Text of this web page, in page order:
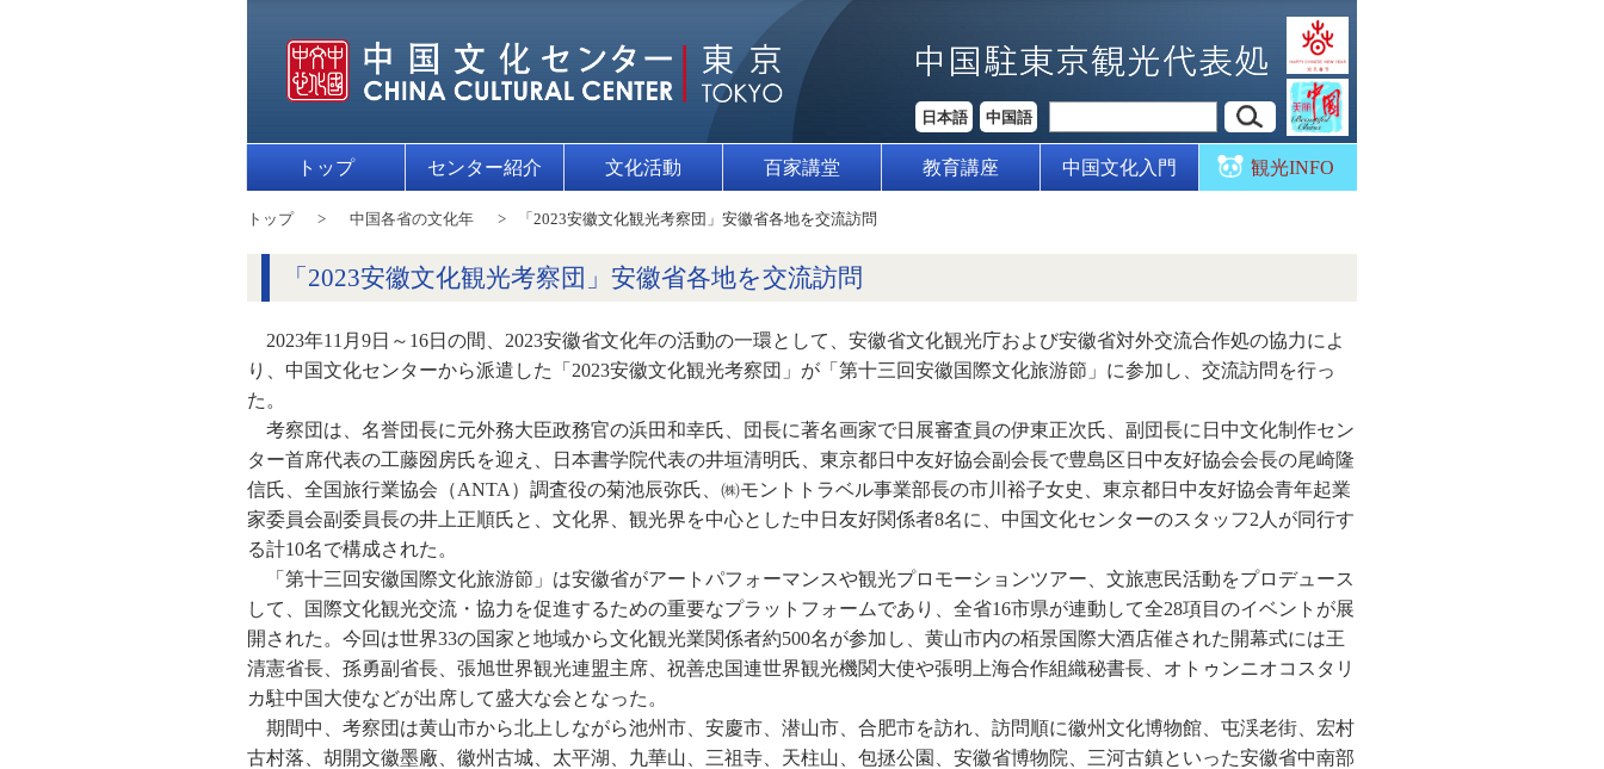
日本語 中国語
トップ センター紹介 文化活動 百家講堂 教育講座 中国文化入門 観光INFO
トップ 中国各省の文化年 「2023安徽文化観光考察団」安徽省各地を交流訪問
「2023安徽文化観光考察団」安徽省各地を交流訪問
2023年11月9日～16日の間、2023安徽省文化年の活動の一環として、安徽省文化観光庁および安徽省対外交流合作処の協力によ
り、中国文化センターから派遣した「2023安徽文化観光考察団」が「第十三回安徽国際文化旅游節」に参加し、交流訪問を行っ
た。
考察団は、名誉団長に元外務大臣政務官の浜田和幸氏、団長に著名画家で日展審査員の伊東正次氏、副団長に日中文化制作セン
ター首席代表の工藤圀房氏を迎え、日本書学院代表の井垣清明氏、東京都日中友好協会副会長で豊島区日中友好協会会長の尾崎隆
信氏、全国旅行業協会（ANTA）調査役の菊池辰弥氏、㈱モントトラベル事業部長の市川裕子女史、東京都日中友好協会青年起業
家委員会副委員長の井上正順氏と、文化界、観光界を中心とした中日友好関係者8名に、中国文化センターのスタッフ2人が同行す
る計10名で構成された。
「第十三回安徽国際文化旅游節」は安徽省がアートパフォーマンスや観光プロモーションツアー、文旅恵民活動をプロデュース
して、国際文化観光交流・協力を促進するための重要なプラットフォームであり、全省16市県が連動して全28項目のイベントが展
開された。今回は世界33の国家と地域から文化観光業関係者約500名が参加し、黄山市内の栢景国際大酒店催された開幕式には王
清憲省長、孫勇副省長、張旭世界観光連盟主席、祝善忠国連世界観光機関大使や張明上海合作組織秘書長、オトゥンニオコスタリ
カ駐中国大使などが出席して盛大な会となった。
期間中、考察団は黄山市から北上しながら池州市、安慶市、潜山市、合肥市を訪れ、訪問順に徽州文化博物館、屯渓老街、宏村
古村落、胡開文徽墨廠、徽州古城、太平湖、九華山、三祖寺、天柱山、包拯公園、安徽省博物院、三河古鎮といった安徽省中南部